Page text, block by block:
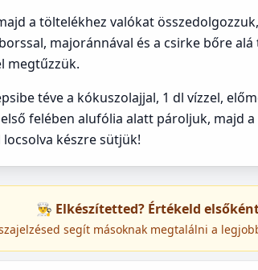
a töltelékhez valókat
majoránnával és a csirke bőre
megtűzzük.
téve a kókuszolajjal, 1 dl vízzel,
felében alufólia alatt pároljuk, majd
készre sütjük!
👨‍🍳 Elkészítetted? Értékeld
segít másoknak megtalálni a